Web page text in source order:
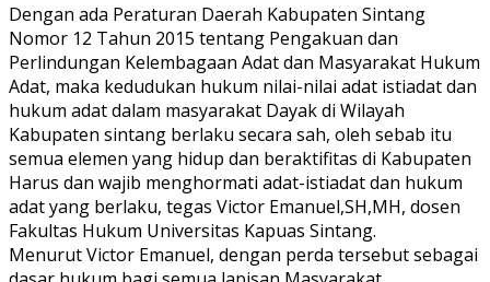
Dengan ada Peraturan Daerah Kabupaten Sintang
Nomor 12 Tahun 2015 tentang Pengakuan dan
Perlindungan Kelembagaan Adat dan Masyarakat Hukum
Adat, maka kedudukan hukum nilai-nilai adat istiadat dan
hukum adat dalam masyarakat Dayak di Wilayah
Kabupaten sintang berlaku secara sah, oleh sebab itu
semua elemen yang hidup dan beraktifitas di Kabupaten
Harus dan wajib menghormati adat-istiadat dan hukum
adat yang berlaku, tegas Victor Emanuel,SH,MH, dosen
Fakultas Hukum Universitas Kapuas Sintang.
Menurut Victor Emanuel, dengan perda tersebut sebagai